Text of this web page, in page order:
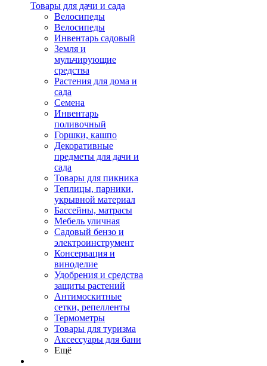
Товары для дачи и сада
Велосипеды
Велосипеды
Инвентарь садовый
Земля и
мульчирующие
средства
Растения для дома и
сада
Семена
Инвентарь
поливочный
Горшки, кашпо
Декоративные
предметы для дачи и
сада
Товары для пикника
Теплицы, парники,
укрывной материал
Бассейны, матрасы
Мебель уличная
Садовый бензо и
электроинструмент
Консервация и
виноделие
Удобрения и средства
защиты растений
Антимоскитные
сетки, репелленты
Термометры
Товары для туризма
Аксессуары для бани
Ещё